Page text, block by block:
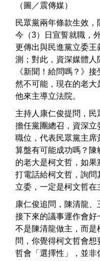
（圖／震傳媒）
民眾黨兩年條款生效
今（3）日宣誓就職，
更傳出與民進黨立委
測；對此，資深媒體人
《新聞！給問嗎？》
然不可能，現在的老大
他來主導立法院。
主持人康仁俊提問，
擔任黨團總召，資深
職位，代表民眾黨主
算盤有可能成功嗎？陳
的老大是柯文哲，如
打電話給柯文哲，詢問
立委，一定是柯文哲在
康仁俊追問，陳清龍、
接下來的議事運作會
不是陳清龍做主，而
問，你覺得柯文哲會
哲會「選擇性」，並非